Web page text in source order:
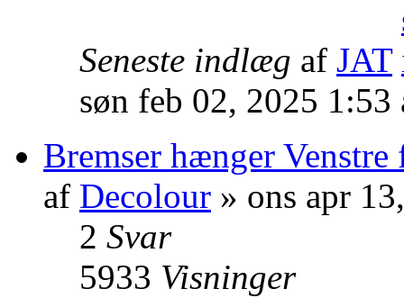
Seneste indlæg af JAT
søn feb 02, 2025 1:53
Bremser hænger
af Decolour » ons apr
2 Svar
5933 Visninger